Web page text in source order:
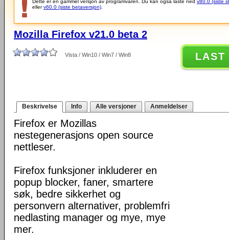
Dette er en gammel versjon av programvaren. Du kan også laste ned v80.0 (siste
ellerv60.0 (siste betaversjon)
Mozilla Firefox v21.0 beta 2
Vista / Win10 / Win7 / Win8 LAST
Beskrivelse Info Alle versjoner Anmeldelser
Firefox er Mozillas
nestegenerasjons open source
nettleser.
Firefox funksjoner inkluderer en
popup blocker, faner, smartere
søk, bedre sikkerhet og
personvern alternativer, problemfri
nedlasting manager og mye, mye
mer.